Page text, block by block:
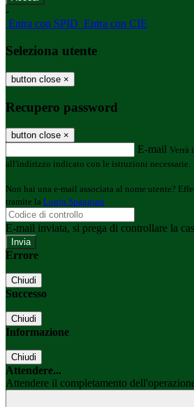
-
Entra con SPID Entra con CIE
Seleziona utente
button close ×
Recupero password
button close ×
E-mail Verrà
all'indirizzo indicato con le istruzioni necessarie.
Non hai una e-mail associata al nome utente?
tramite la Login Spaggiari
E-mail inviata, si prega di controllare la
Errore
Chiudi
Successo
Chiudi
Informazione
Chiudi
Attendere...
Attendere il completamento